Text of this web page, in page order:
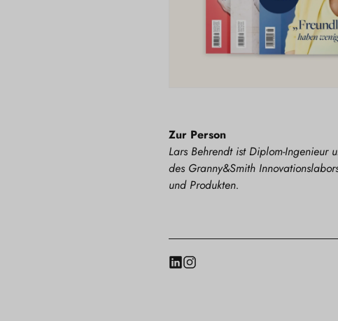
Zur Person
Lars Behrendt ist Diplom-Ingenieur
des Granny&Smith
und Produkten.
LinkedIn
Instagram